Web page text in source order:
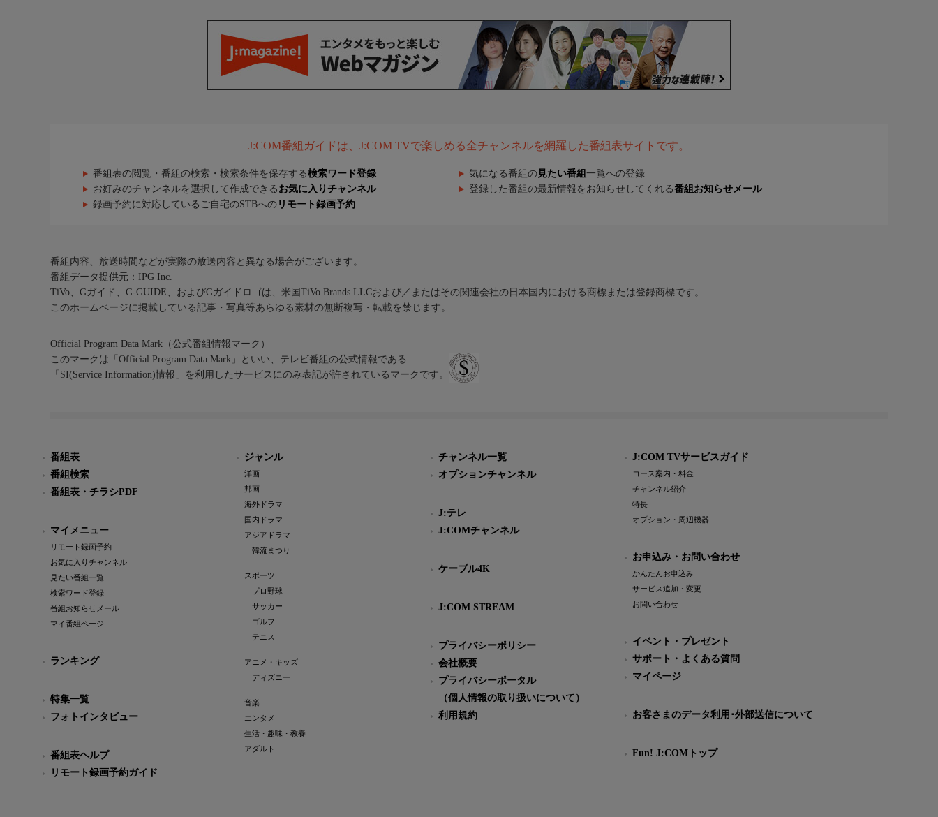
J:COM番組ガイドは、J:COM TVで楽しめる全チャンネルを網羅した番組表サイトです。
番組表の閲覧・番組の検索・検索条件を保存する検索ワード登録 気になる番組の 見たい番組 一覧への登録
お好みのチャンネルを選択して作成できる お気に入りチャンネル 登録した番組の最新情報をお知らせしてくれる番組お知らせメール
録画予約に対応しているご自宅のSTBへの リモート録画予約
番組内容、放送時間などが実際の放送内容と異なる場合がございます。
番組データ提供元：IPG Inc.
TiVo、Gガイド、G-GUIDE、およびGガイドロゴは、米国TiVo Brands LLCおよび／またはその関連会社の日本国内における商標または登録商標です。
このホームページに掲載している記事・写真等あらゆる素材の無断複写・転載を禁じます。
Official Program Data Mark（公式番組情報マーク）
このマークは「Official Program Data Mark」といい、テレビ番組の公式情報である
「SI(Service Information)情報」を利用したサービスにのみ表記が許されているマークです。
番組表
番組検索
番組表・チラシPDF
マイメニュー
リモート録画予約
お気に入りチャンネル
見たい番組一覧
検索ワード登録
番組お知らせメール
マイ番組ページ
ランキング
特集一覧
フォトインタビュー
番組表ヘルプ
リモート録画予約ガイド
ジャンル
洋画
邦画
海外ドラマ
国内ドラマ
アジアドラマ
韓流まつり
スポーツ
プロ野球
サッカー
ゴルフ
テニス
アニメ・キッズ
ディズニー
音楽
エンタメ
生活・趣味・教養
アダルト
チャンネル一覧
オプションチャンネル
J:テレ
J:COMチャンネル
ケーブル4K
J:COM STREAM
プライバシーポリシー
会社概要
プライバシーポータル
（個人情報の取り扱いについて）
利用規約
J:COM TVサービスガイド
コース案内・料金
チャンネル紹介
特長
オプション・周辺機器
お申込み・お問い合わせ
かんたんお申込み
サービス追加・変更
お問い合わせ
イベント・プレゼント
サポート・よくある質問
マイページ
お客さまのデータ利用･外部送信について
Fun! J:COMトップ